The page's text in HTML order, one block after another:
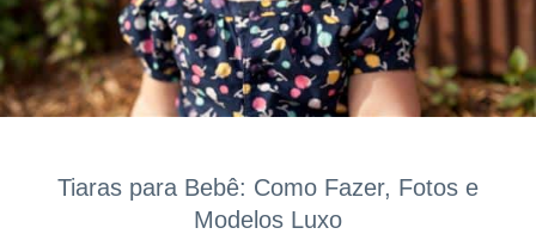
Tiaras para Bebê: Como Fazer, Fotos e
Modelos Luxo